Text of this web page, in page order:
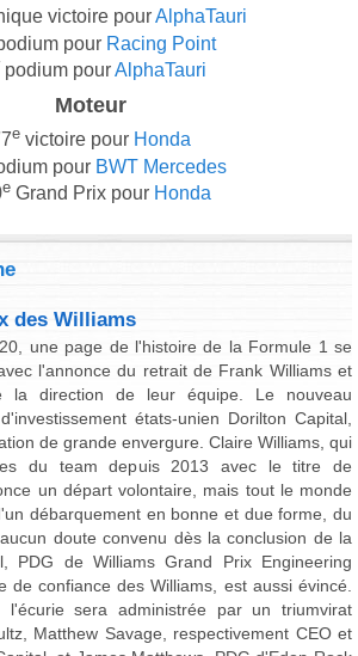
victoire pourAlphaTauri
pour Racing Point
podium pourAlphaTauri
Moteur
e victoire pour Honda
pour BWT Mercedes
e Grand Prix pour Honda
des Williams
une page de l'histoire de la Formule 1 se
l'annonce du retrait de Frank Williams et
direction de leur équipe. Le nouveau
états-unien Dorilton Capital,
de grande envergure. Claire Williams, qui
du team depuis 2013 avec le titre de
un départ volontaire, mais tout le monde
débarquement en bonne et due forme, du
doute convenu dès la conclusion de la
PDG de Williams Grand Prix Engineering
de confiance des Williams, est aussi évincé.
sera administrée par un triumvirat
Matthew Savage, respectivement CEO et